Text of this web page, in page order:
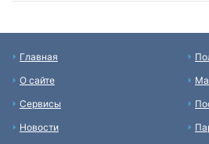
Главная
О сайте
Сервисы
Новости